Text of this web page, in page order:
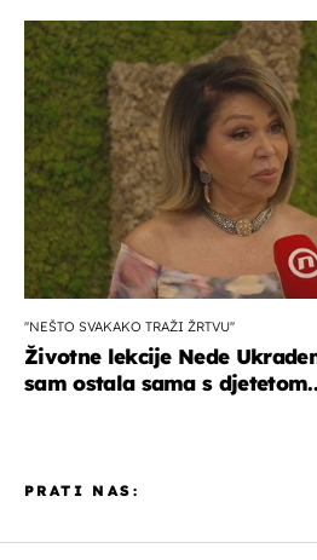
''NEŠTO SVAKAKO TRAŽI ŽRTVU''
Životne lekcije Nede
sam ostala sama s
PRATI NAS: